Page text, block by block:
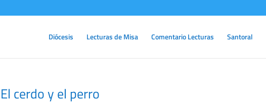
Diócesis Lecturas de Misa Comentario Lecturas Santoral
El cerdo y el perro